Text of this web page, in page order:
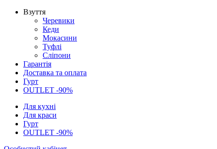
Взуття
Черевики
Кеди
Мокасини
Туфлі
Сліпони
Гарантія
Доставка та оплата
Гурт
OUTLET -90%
Для кухні
Для краси
Гурт
OUTLET -90%